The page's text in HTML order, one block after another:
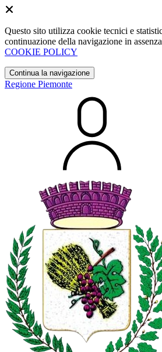
Questo sito utilizza cookie tecnici e
continuazione della navigazione in
COOKIE POLICY
Continua la navigazione
Regione Piemonte